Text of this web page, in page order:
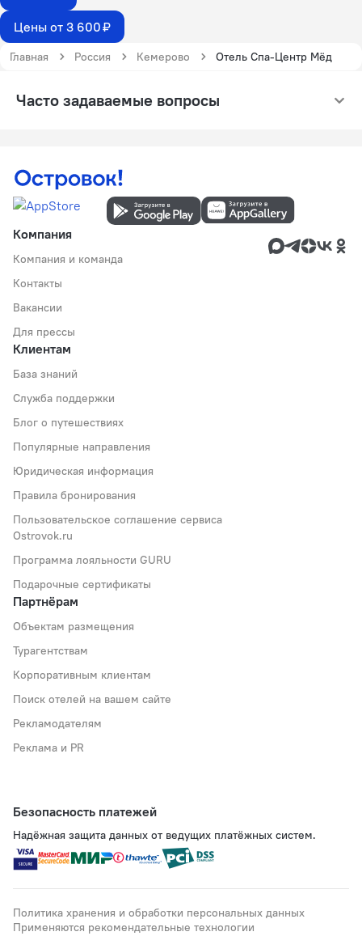
Цены от 3 600 ₽
Главная Россия Кемерово Отель Спа-Центр Мёд
Часто задаваемые вопросы
Компания
Компания и команда
Контакты
Вакансии
Для прессы
Клиентам
База знаний
Служба поддержки
Блог о путешествиях
Популярные направления
Юридическая информация
Правила бронирования
Пользовательское соглашение сервиса
Ostrovok.ru
Программа лояльности GURU
Подарочные сертификаты
Партнёрам
Объектам размещения
Турагентствам
Корпоративным клиентам
Поиск отелей на вашем сайте
Рекламодателям
Реклама и PR
Безопасность платежей
Надёжная защита данных от ведущих платёжных систем.
Политика хранения и обработки персональных данных
Применяются рекомендательные технологии